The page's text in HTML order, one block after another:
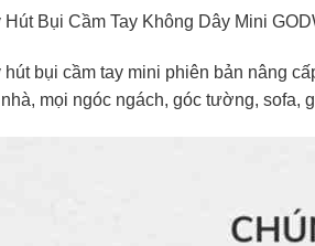
Hút Bụi Cầm Tay Không Dây Mini
hút bụi cầm tay mini phiên bản nâng
mọi ngóc ngách, góc tường, sofa,